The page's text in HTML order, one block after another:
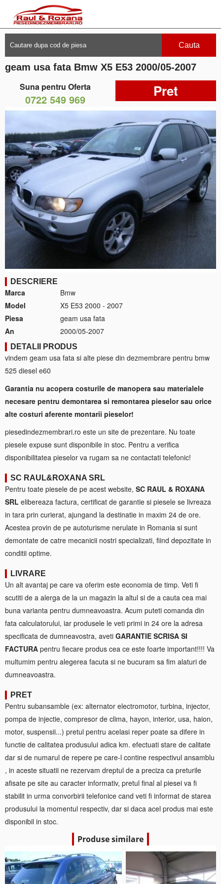
Cauta
geam usa fata Bmw X5 E53 2000/05-2007
Suna pentru Oferta
0722 549 969 Pret
DESCRIERE
Marca
Bmw
Model
X5 E53 2000 - 2007
Piesa
geam usa fata
An
2000/05-2007
DETALII PRODUS
vindem geam usa fata si alte piese din dezmembrare pentru bmw
525 diesel e60
Garantia nu acopera costurile de manopera sau materialele
necesare pentru demontarea si remontarea pieselor sau orice
alte costuri aferente montarii pieselor!
piesedindezmembrari.ro este un site de prezentare. Nu toate
piesele expuse sunt disponibile in stoc. Pentru a verifica
disponibilitatea pieselor va rugam sa ne contactati telefonic!
SC RAUL&ROXANA SRL
Pentru toate piesele de pe acest website, SC RAUL & ROXANA
SRL elibereaza factura, certificat de garantie si piesele se livreaza
in tara prin curierat, ajungand la destinatie in maxim 24 de ore.
Acestea provin de pe autoturisme nerulate in Romania si sunt
demontate de catre mecanicii nostri specializati, fiind depozitate in
conditii optime.
LIVRARE
Un alt avantaj pe care va oferim este economia de timp. Veti fi
scutiti de a alerga de la un magazin la altul si de a cauta cea mai
buna varianta pentru dumneavoastra. Acum puteti comanda din
fata calculatorului, iar produsele le veti primi in 24 ore la adresa
specificata de dumneavostra, aveti GARANTIE SCRISA SI
FACTURA pentru fiecare produs cea ce este foarte important!!!! Va
multumim pentru alegerea facuta si ne bucuram sa fim alaturi de
dumneavoastra.
PRET
Pentru subansamble (ex: alternator electromotor, turbina, injector,
pompa de injectie, compresor de clima, hayon, interior, usa, haion,
motor, suspensii...) pretul pentru acelasi reper poate sa difere in
functie de calitatea produsului adica km. efectuati stare de calitate
dar si de numarul de repere pe care-l contine respectivul ansamblu
, in aceste situatii ne rezervam dreptul de a preciza ca preturile
afisate pe site au caracter informativ, pretul final al piesei va fi
stabilit in urma convorbirii telefonice cand veti fi informat de starea
produsului la momentul respectiv, dar si daca acel produs mai este
disponibil in stoc.
Produse similare